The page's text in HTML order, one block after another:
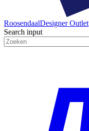
RoosendaalDesigner Outlet
Search input